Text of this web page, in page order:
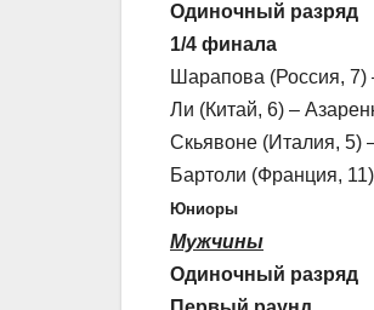
Одиночный разряд
1/4 финала
Шарапова (Россия, 7)
Ли (Китай, 6) –
Скьявоне (Италия, 5)
Бартоли (Франция,
Юниоры
Мужчины
Одиночный разряд